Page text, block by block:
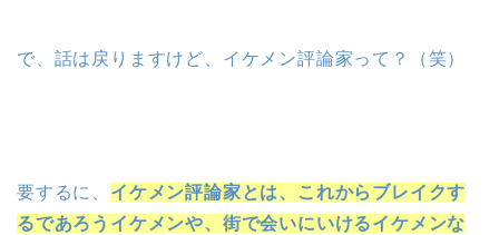
で、話は戻りますけど、イケメン評論家って？（笑）
要するに、 イケメン評論家とは、これからブレイクす
るであろうイケメンや、街で会いにいけるイケメンな